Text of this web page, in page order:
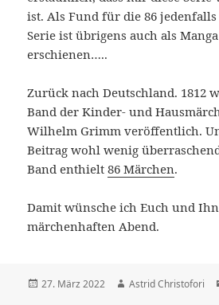
ist. Als Fund für die 86
Serie ist übrigens auch als
erschienen…..
Zurück nach Deutschland. 1812
Band der Kinder- und
Wilhelm Grimm veröffentlich.
Beitrag wohl wenig
Band enthielt86 Märchen.
Damit wünsche ich Euch und
märchenhaften Abend.
Veröffentlicht
27. März 2022 Autor
Astrid Christofori